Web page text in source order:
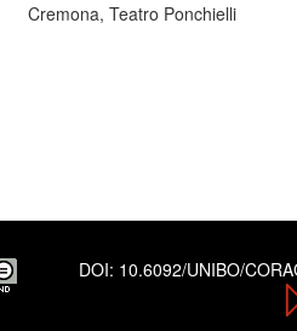
Cremona, Teatro Ponchielli
DOI: 10.6092/UNIBO/